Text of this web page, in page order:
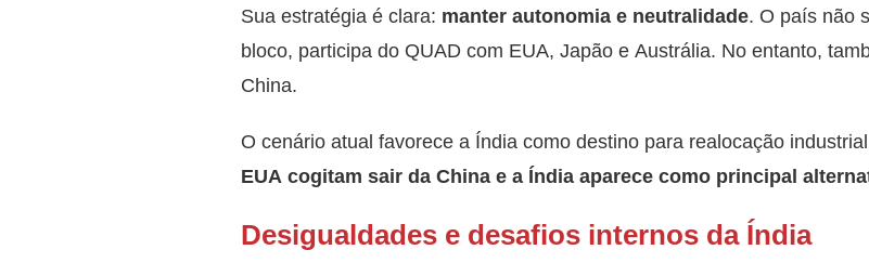
Sua estratégia é clara: manter autonomia e neutralidade. O país não
bloco, participa do QUAD com EUA, Japão e Austrália. No entanto,
China.
O cenário atual favorece a Índia como destino para realocação
EUA cogitam sair da China e a Índia aparece como principal
Desigualdades e desafios internos da Índia